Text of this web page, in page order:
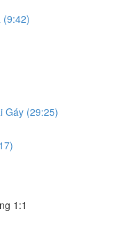
(9:42)
Gáy (29:25)
1:1